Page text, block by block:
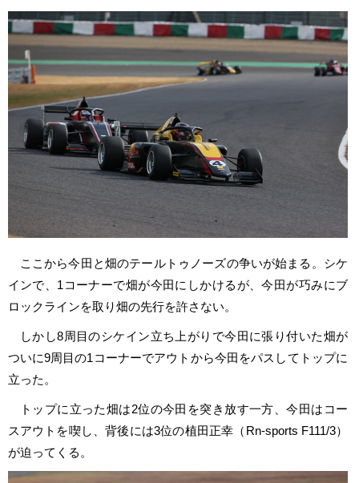
ここから今田と畑のテールトゥノーズの争いが始まる。シケ
インで、1コーナーで畑が今田にしかけるが、今田が巧みにブ
ロックラインを取り畑の先行を許さない。
しかし8周目のシケイン立ち上がりで今田に張り付いた畑が
ついに9周目の1コーナーでアウトから今田をパスしてトップに
立った。
トップに立った畑は2位の今田を突き放す一方、今田はコー
スアウトを喫し、背後には3位の植田正幸（Rn-sports F111/3）
が迫ってくる。